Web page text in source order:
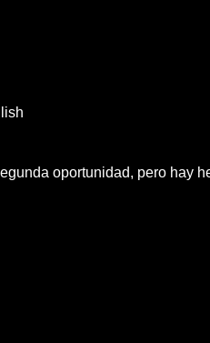
oportunidad, pero hay